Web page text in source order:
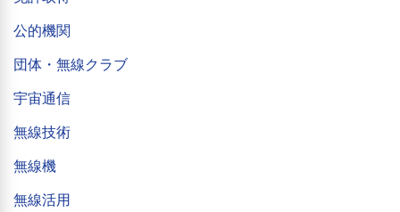
公的機関
団体・無線クラブ
宇宙通信
無線技術
無線機
無線活用